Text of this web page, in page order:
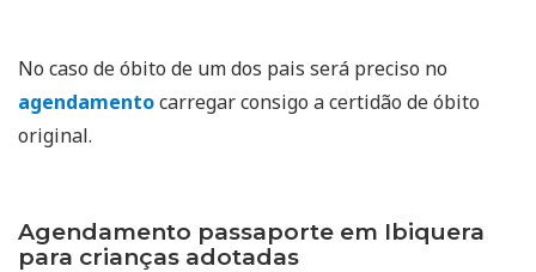
No caso de óbito de um dos pais será preciso no
agendamentocarregar consigo a certidão de óbito
original.
Agendamento passaporte em Ibiquera
para crianças adotadas